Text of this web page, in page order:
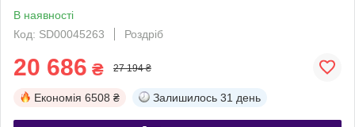
В наявності
Код: SD00045263
Роздріб
20 686 ₴ 27 194 ₴
Економія 6508 ₴ Залишилось 31 день